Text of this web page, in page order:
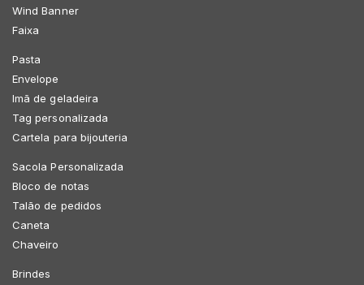
Wind Banner
Faixa
Pasta
Envelope
Imã de geladeira
Tag personalizada
Cartela para bijouteria
Sacola Personalizada
Bloco de notas
Talão de pedidos
Caneta
Chaveiro
Brindes